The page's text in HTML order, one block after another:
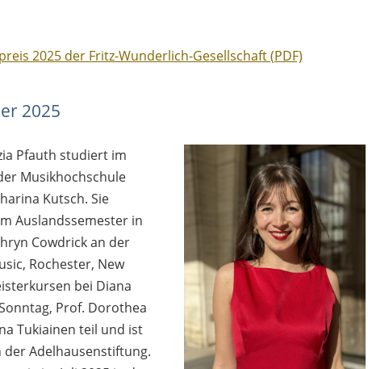
2025 der Fritz-Wunderlich-Gesellschaft (PDF)
2025
Pfauth studiert im
Musikhochschule
Kutsch. Sie
Auslandssemester in
Cowdrick an der
Rochester, New
bei Diana
Prof. Dorothea
Tukiainen teil und ist
Adelhausenstiftung.